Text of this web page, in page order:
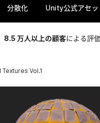
分散化 Unity公式アセッ
8.5 万人以上の顧客による評
Vol.1